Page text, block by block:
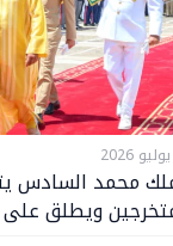
محمد السادس
ويطلق